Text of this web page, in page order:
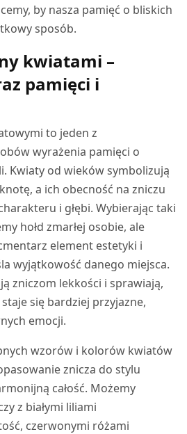
by nasza pamięć o bliskich
sposób.
kwiatami –
pamięci i
to jeden z
wyrażenia pamięci o
Kwiaty od wieków symbolizują
a ich obecność na zniczu
i głębi. Wybierając taki
hołd zmarłej osobie, ale
element estetyki i
wyjątkowość danego miejsca.
zniczom lekkości i sprawiają,
się bardziej przyjazne,
emocji.
wzorów i kolorów kwiatów
znicza do stylu
całość. Możemy
z białymi liliami
czerwonymi różami